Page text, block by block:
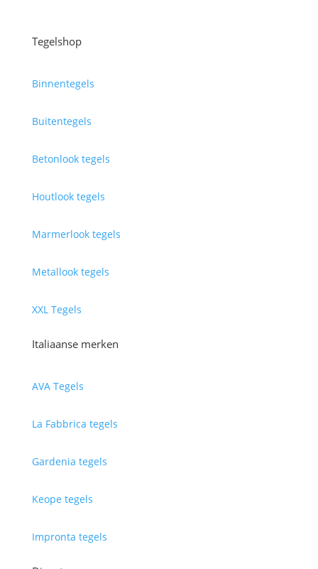
Tegelshop
Binnentegels
Buitentegels
Betonlook tegels
Houtlook tegels
Marmerlook tegels
Metallook tegels
XXL Tegels
Italiaanse merken
AVA Tegels
La Fabbrica tegels
Gardenia tegels
Keope tegels
Impronta tegels